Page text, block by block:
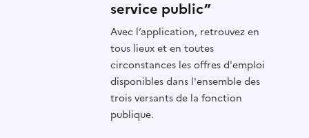
service public”
Avec l’application, retrouvez en
tous lieux et en toutes
circonstances les offres d'emploi
disponibles dans l'ensemble des
trois versants de la fonction
publique.